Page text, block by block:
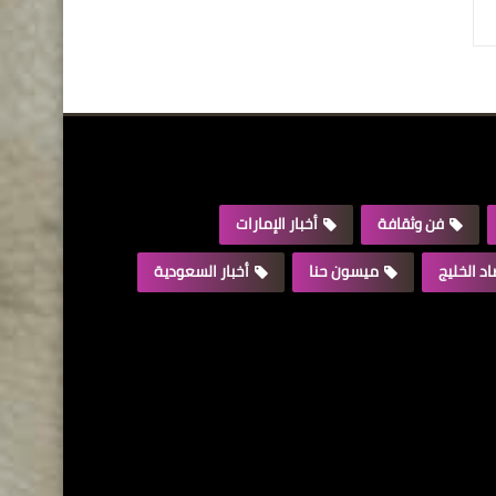
فن وثقافة
أخبار الإمارات
الخليج
ميسون حنا أخبار السعودية